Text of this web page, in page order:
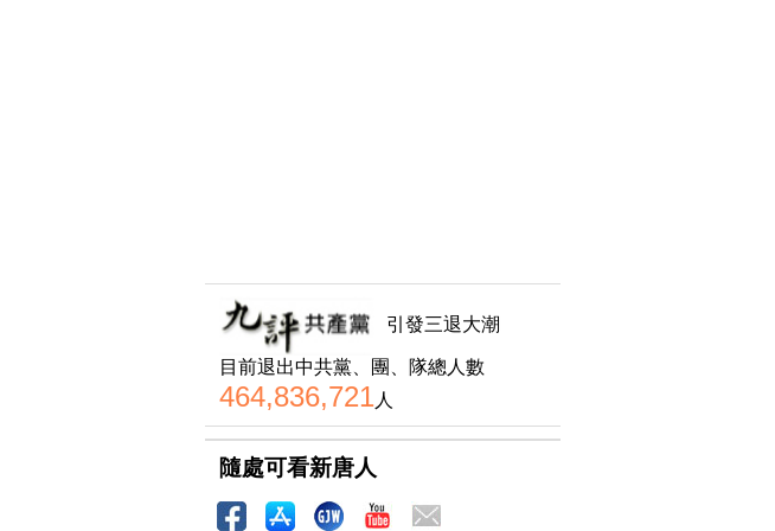
引發三退大潮
目前退出中共黨、團、隊總人數
464,836,721人
隨處可看新唐人